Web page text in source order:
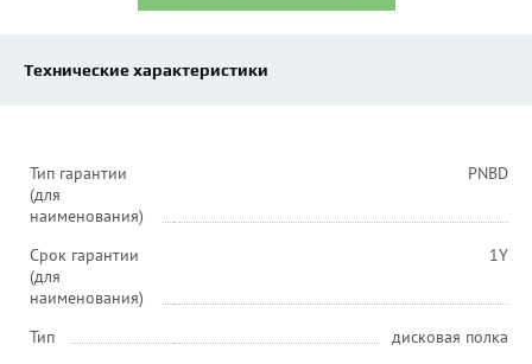
Технические характеристики
Тип гарантии
(для
наименования)
PNBD
Срок гарантии
(для
наименования)
1Y
Тип
дисковая полка